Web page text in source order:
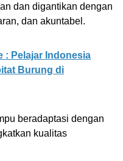
dan digantikan dengan
dan akuntabel.
: Pelajar Indonesia
Burung di
beradaptasi dengan
kualitas